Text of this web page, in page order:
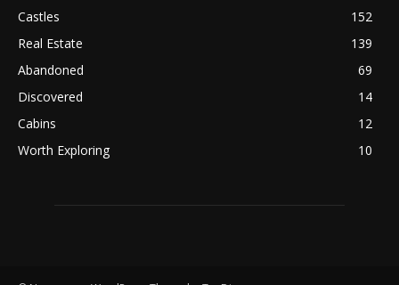
Castles
152
Real Estate
139
Abandoned
69
Discovered
14
Cabins
12
Worth Exploring
10